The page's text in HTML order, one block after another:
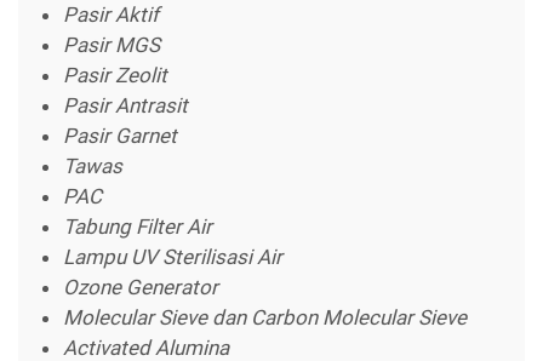
Pasir Aktif
Pasir MGS
Pasir Zeolit
Pasir Antrasit
Pasir Garnet
Tawas
PAC
Tabung Filter Air
Lampu UV Sterilisasi Air
Ozone Generator
Molecular Sieve dan Carbon Molecular Sieve
Activated Alumina